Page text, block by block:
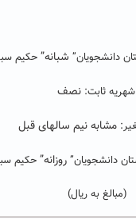
دانشجویان” شبانه”حکیم
شهریه ثابت:نصف
مشابه نیم سالهای قبل
دانشجویان”روزانه”حکیم
(مبالغ به ریال)